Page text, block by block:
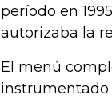
período en
autorizaba la
El menú
instrumentado